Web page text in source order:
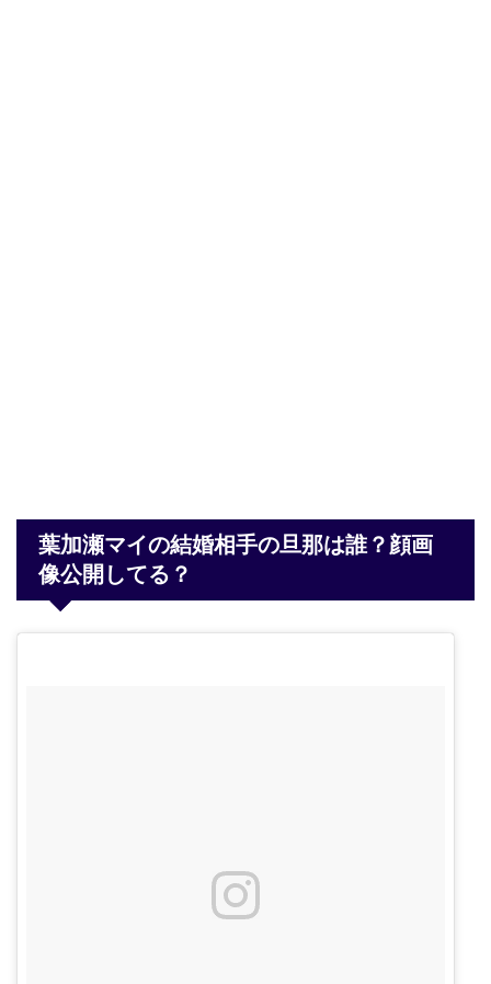
葉加瀬マイの結婚相手の旦那は誰？顔画
像公開してる？